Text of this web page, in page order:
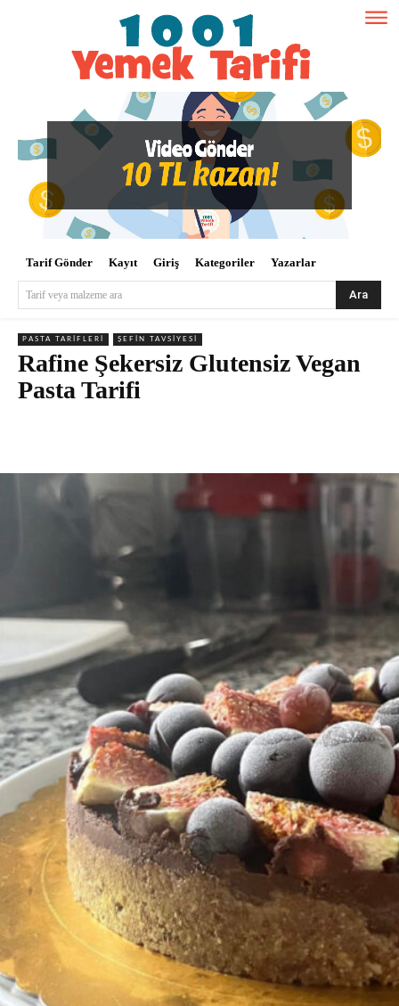
Tarif Gönder Kayıt Giriş Kategoriler Yazarlar
Tarif veya malzeme ara Ara
PASTA TARIFLERI ŞEFIN TAVSIYESI
Rafine Şekersiz Glutensiz Vegan
Pasta Tarifi